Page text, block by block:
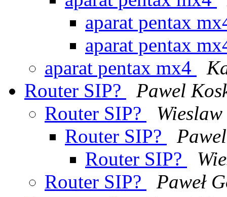
aparat pentax
aparat pentax
aparat pentax mx4
Router SIP?
Pawel
Router SIP?
Router SIP?
Router SIP?
Router SIP?
Paweł